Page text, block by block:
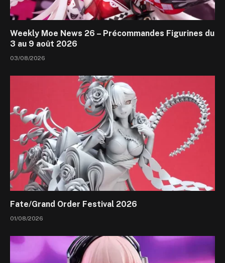
Weekly Moe News 26 – Précommandes Figurines du
3 au 9 août 2026
03/08/2026
Fate/Grand Order Festival 2026
01/08/2026